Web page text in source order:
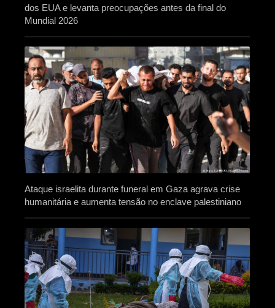
dos EUA e levanta preocupações antes da final do
Mundial 2026
Ataque israelita durante funeral em Gaza agrava crise
humanitária e aumenta tensão no enclave palestiniano